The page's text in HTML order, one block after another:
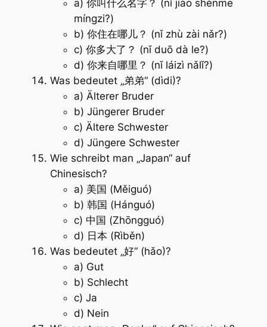
a) 你叫什么名字？ (nǐ jiào shénme
míngzi?)
b) 你住在哪儿？ (nǐ zhù zài nǎr?)
c) 你多大了？ (nǐ duō dà le?)
d) 你来自哪里？ (nǐ láizì nǎlǐ?)
Was bedeutet „弟弟“ (dìdi)?
a) Älterer Bruder
b) Jüngerer Bruder
c) Ältere Schwester
d) Jüngere Schwester
Wie schreibt man „Japan“ auf
Chinesisch?
a) 美国 (Měiguó)
b) 韩国 (Hánguó)
c) 中国 (Zhōngguó)
d) 日本 (Rìběn)
Was bedeutet „好“ (hǎo)?
a) Gut
b) Schlecht
c) Ja
d) Nein